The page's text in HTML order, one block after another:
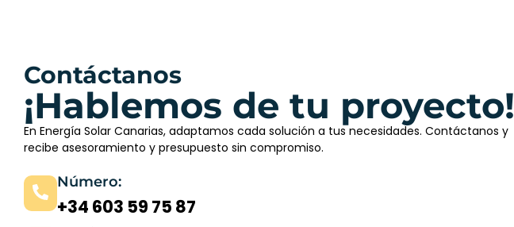
Contáctanos
¡Hablemos de tu proyecto!
En Energía Solar Canarias, adaptamos cada solución a tus necesidades. Contáctanos y
recibe asesoramiento y presupuesto sin compromiso.
Número:
+34 603 59 75 87